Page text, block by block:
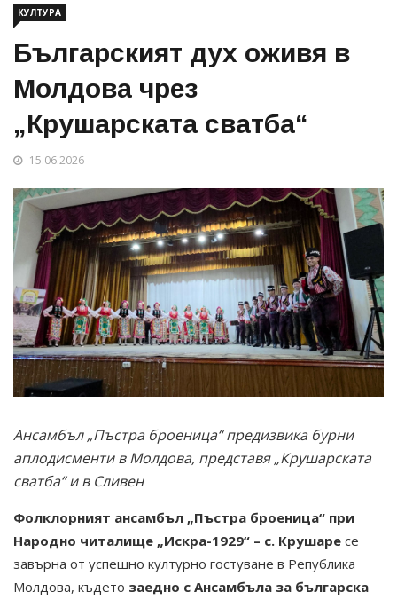
КУЛТУРА
Българският дух оживя в
Молдова чрез
„Крушарската сватба“
15.06.2026
Ансамбъл „Пъстра броеница“ предизвика бурни
аплодисменти в Молдова, представя „Крушарската
сватба“ и в Сливен
Фолклорният ансамбъл „Пъстра броеница“ при
Народно читалище „Искра-1929“ – с. Крушаре се
завърна от успешно културно гостуване в Република
Молдова, където заедно с Ансамбъла за българска